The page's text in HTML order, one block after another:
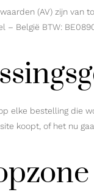
(AV) zijn
– België BTW:
elke bestelling die
koopt, of het nu